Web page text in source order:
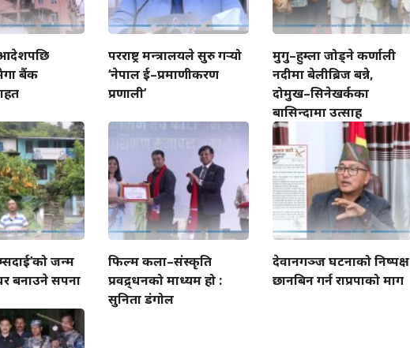
आदेशपछि
बैंक
परराष्ट्र मन्त्रालयले सुरु गर्‍यो
‘नेपाल ई–प्रमाणीकरण
प्रणाली’
मुगु–हुम्ला जोड्ने कर्णाली
नदीमा बेलीब्रिज बन्ने,
दोमुख–सिनेखर्कका
बासिन्दामा उत्साह
जन्म
बनाउने सपना
फिल्म कला–संस्कृति
प्रवद्र्धनको माध्यम हो :
सुनिता डंगोल
देवानगञ्ज घटनाको निष्पक्ष
छानबिन गर्न राप्रपाको माग